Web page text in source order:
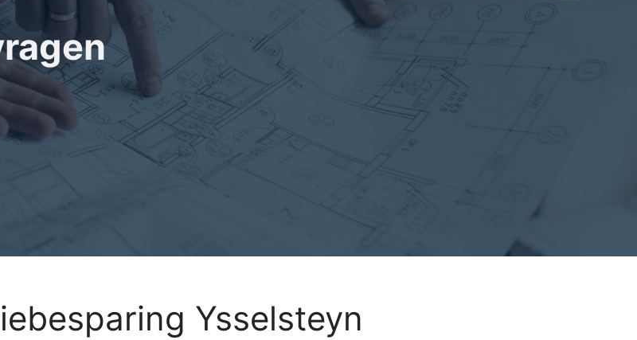
Ysselsteyn